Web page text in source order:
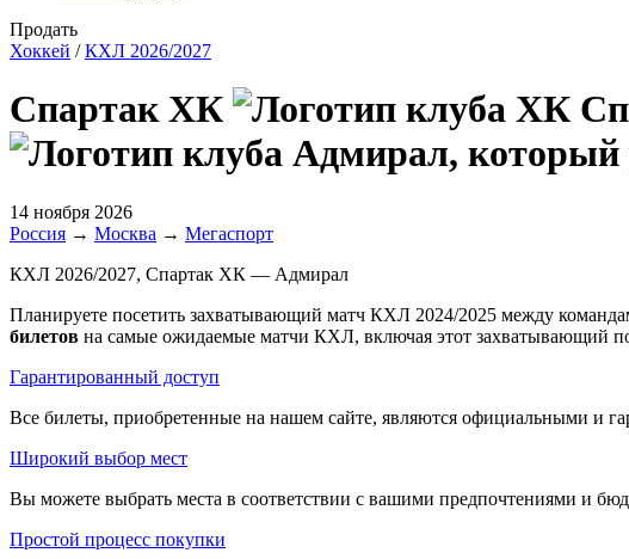
Продать
Хоккей /КХЛ 2026/2027
Спартак ХК
14 ноября 2026
Россия → Москва → Мегаспорт
КХЛ 2026/2027, Спартак ХК — Адмирал
Планируете посетить захватывающий матч КХЛ 2024/2025 между
билетов на самые ожидаемые матчи КХЛ, включая этот захватывающий
Гарантированный доступ
Все билеты, приобретенные на нашем сайте, являются официальными и
Широкий выбор мест
Вы можете выбрать места в соответствии с вашими предпочтениями и
Простой процесс покупки